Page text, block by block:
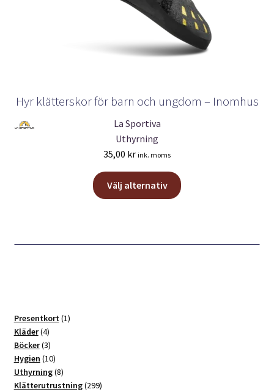
Hyr klätterskor för barn och ungdom – Inomhus
La Sportiva
Uthyrning
35,00 kr ink. moms
Välj alternativ
Den
här
Presentkort 11
Kläder 44
produkter
Böcker 33
produkter
Hygien 1010
produkter
Uthyrning 88
produkter
Klätterutrustning 299299